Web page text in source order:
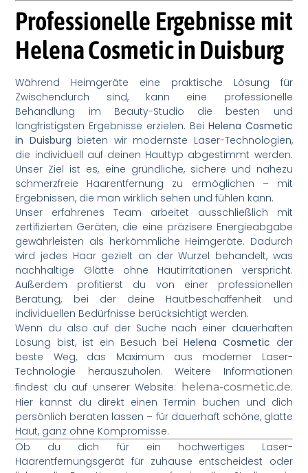
Professionelle Ergebnisse mit
Helena Cosmetic in Duisburg
Während Heimgeräte eine praktische Lösung für
Zwischendurch sind, kann eine professionelle
Behandlung im Beauty-Studio die besten und
langfristigsten Ergebnisse erzielen. Bei Helena Cosmetic
in Duisburg bieten wir modernste Laser-Technologien,
die individuell auf deinen Hauttyp abgestimmt werden.
Unser Ziel ist es, eine gründliche, sichere und nahezu
schmerzfreie Haarentfernung zu ermöglichen – mit
Ergebnissen, die man wirklich sehen und fühlen kann.
Unser erfahrenes Team arbeitet ausschließlich mit
zertifizierten Geräten, die eine präzisere Energieabgabe
gewährleisten als herkömmliche Heimgeräte. Dadurch
wird jedes Haar gezielt an der Wurzel behandelt, was
nachhaltige Glätte ohne Hautirritationen verspricht.
Außerdem profitierst du von einer professionellen
Beratung, bei der deine Hautbeschaffenheit und
individuellen Bedürfnisse berücksichtigt werden.
Wenn du also auf der Suche nach einer dauerhaften
Lösung bist, ist ein Besuch beiHelena Cosmetic der
beste Weg, das Maximum aus moderner Laser-
Technologie herauszuholen. Weitere Informationen
findest du auf unserer Website: helena-cosmetic.de.
Hier kannst du direkt einen Termin buchen und dich
persönlich beraten lassen – für dauerhaft schöne, glatte
Haut, ganz ohne Kompromisse.
Ob du dich für ein hochwertiges Laser-
Haarentfernungsgerät für zuhause entscheidest oder